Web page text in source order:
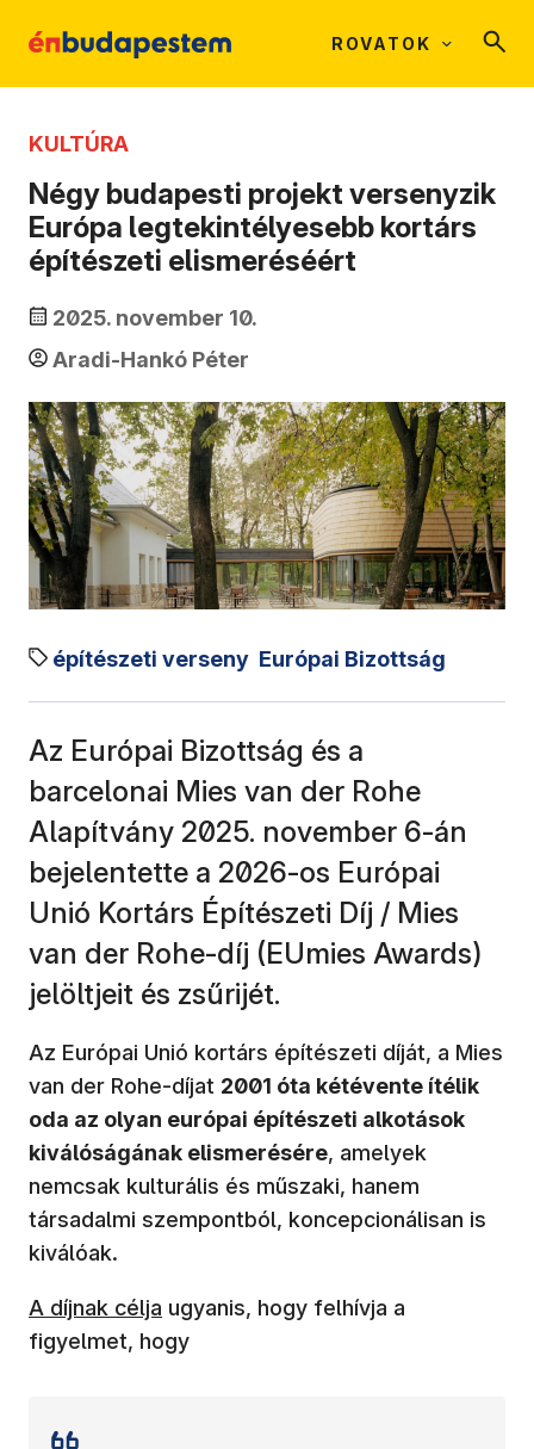
ROVATOK
KULTÚRA
Négy budapesti projekt versenyzik
Európa legtekintélyesebb kortárs
építészeti elismeréséért
2025. november 10.
Aradi-Hankó Péter
építészeti verseny Európai Bizottság
Az Európai Bizottság és a
barcelonai Mies van der Rohe
Alapítvány 2025. november 6-án
bejelentette a 2026-os Európai
Unió Kortárs Építészeti Díj / Mies
van der Rohe-díj (EUmies Awards)
jelöltjeit és zsűrijét.
Az Európai Unió kortárs építészeti díját, a Mies
van der Rohe-díjat 2001 óta kétévente ítélik
oda az olyan európai építészeti alkotások
kiválóságának elismerésére, amelyek
nemcsak kulturális és műszaki, hanem
társadalmi szempontból, koncepcionálisan is
kiválóak.
(új ablakban nyílik meg)
A díjnak célja ugyanis, hogy felhívja a
figyelmet, hogy